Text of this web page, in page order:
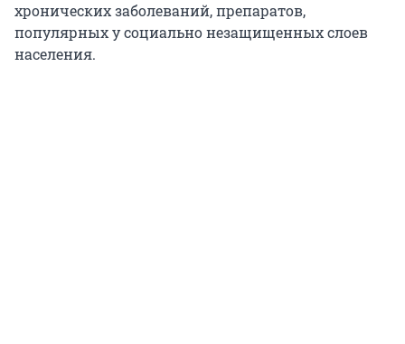
хронических заболеваний, препаратов,
популярных у социально незащищенных слоев
населения.